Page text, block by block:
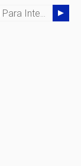
O Potencial Para Integrar Dados Visuais Com A IoT